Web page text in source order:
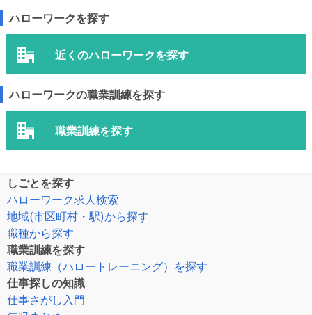
ハローワークを探す
近くのハローワークを探す
ハローワークの職業訓練を探す
職業訓練を探す
しごとを探す
ハローワーク求人検索
地域(市区町村・駅)から探す
職種から探す
職業訓練を探す
職業訓練（ハロートレーニング）を探す
仕事探しの知識
仕事さがし入門